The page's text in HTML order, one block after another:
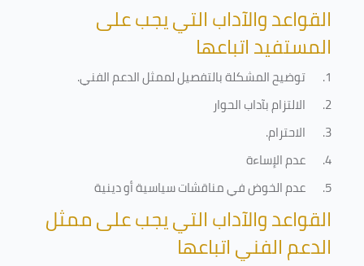
القواعد والآداب التي يجب على
المستفيد اتباعها
1. توضيح المشكلة بالتفصيل لممثل الدعم الفني.
2.
الالتزام بآداب الحوار
3.
الاحترام.
4.
عدم الإساءة
5.
عدم الخوض في مناقشات سياسية أو دينية
القواعد والآداب التي يجب على ممثل
الدعم الفني اتباعها